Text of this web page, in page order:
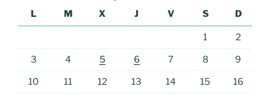
L
M X J V S D
1 2
3 4 5 6 7 8 9
10 11 12 13 14 15 16